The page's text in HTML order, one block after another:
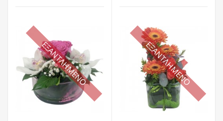
ΕΞΑΝΤΛΗΜΕΝΟ ΕΞΑΝΤΛΗΜΕΝΟ